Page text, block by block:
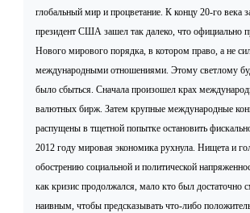
глобальный мир и процветание. К концу 20-го века
президент США зашел так далеко, что официально
Нового мирового порядка, в котором право, а не
международными отношениями. Этому светлому
было сбыться. Сначала произошел крах
валютных бирж. Затем крупные международные
распущены в тщетной попытке остановить
2012 году мировая экономика рухнула. Нищета и
обострению социальной и политической
как кризис продолжался, мало кто был достаточно
наивным, чтобы предсказывать что-либо